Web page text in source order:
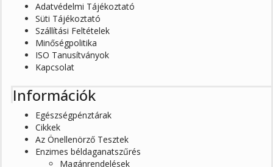
Adatvédelmi Tájékoztató
Süti Tájékoztató
Szállítási Feltételek
Minőségpolitika
ISO Tanusítványok
Kapcsolat
Információk
Egészségpénztárak
Cikkek
Az Önellenörző Tesztek
Enzimes béldaganatszűrés
Magánrendelések